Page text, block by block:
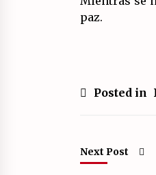
paz.
Posted in
Next Post